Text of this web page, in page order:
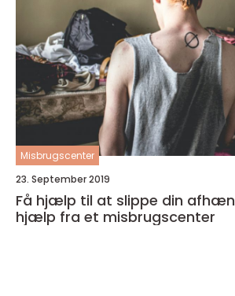
Misbrugscenter
23. September 2019
Få hjælp til at slippe din
hjælp fra et misbrugscenter